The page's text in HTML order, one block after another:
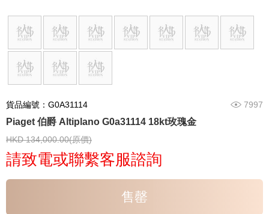
貨品編號：G0A31114 7997
Piaget 伯爵 Altiplano G0a31114 18kt玫瑰金
HKD 134,000.00(原價)
請致電或聯繫客服諮詢
售罄